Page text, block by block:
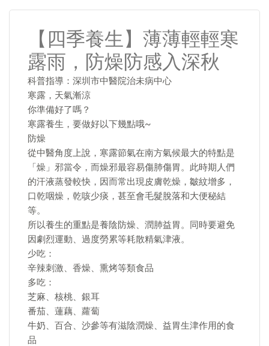
【四季養生】薄薄輕輕寒
露雨，防燥防感入深秋
科普指導：深圳市中醫院治未病中心
寒露，天氣漸涼
你準備好了嗎？
寒露養生，要做好以下幾點哦~
防燥
從中醫角度上說，寒露節氣在南方氣候最大的特點是
「燥」邪當令，而燥邪最容易傷肺傷胃。此時期人們
的汗液蒸發較快，因而常出現皮膚乾燥，皺紋增多，
口乾咽燥，乾咳少痰，甚至會毛髮脫落和大便秘結
等。
所以養生的重點是養陰防燥、潤肺益胃。同時要避免
因劇烈運動、過度勞累等耗散精氣津液。
少吃：
辛辣刺激、香燥、熏烤等類食品
多吃：
芝麻、核桃、銀耳
番茄、蓮藕、蘿蔔
牛奶、百合、沙參等有滋陰潤燥、益胃生津作用的食
品